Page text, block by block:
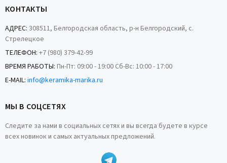
КОНТАКТЫ
АДРЕС: 308511, Белгородская область, р-н Белгородский, с.
Стрелецкое
ТЕЛЕФОН: +7 (980) 379-42-99
ВРЕМЯ РАБОТЫ: Пн-Пт: 09:00 - 19:00 Сб-Вс: 10:00 - 17:00
E-MAIL: info@keramika-marika.ru
МЫ В СОЦСЕТЯХ
Следите за нами в социальных сетях и вы всегда будете в курсе
всех новинок и самых актуальных предложений.